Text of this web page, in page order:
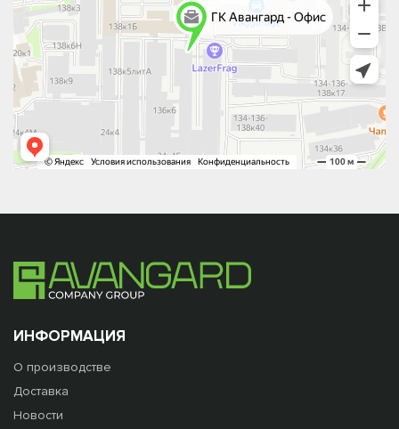
ИНФОРМАЦИЯ
О производстве
Доставка
Новости